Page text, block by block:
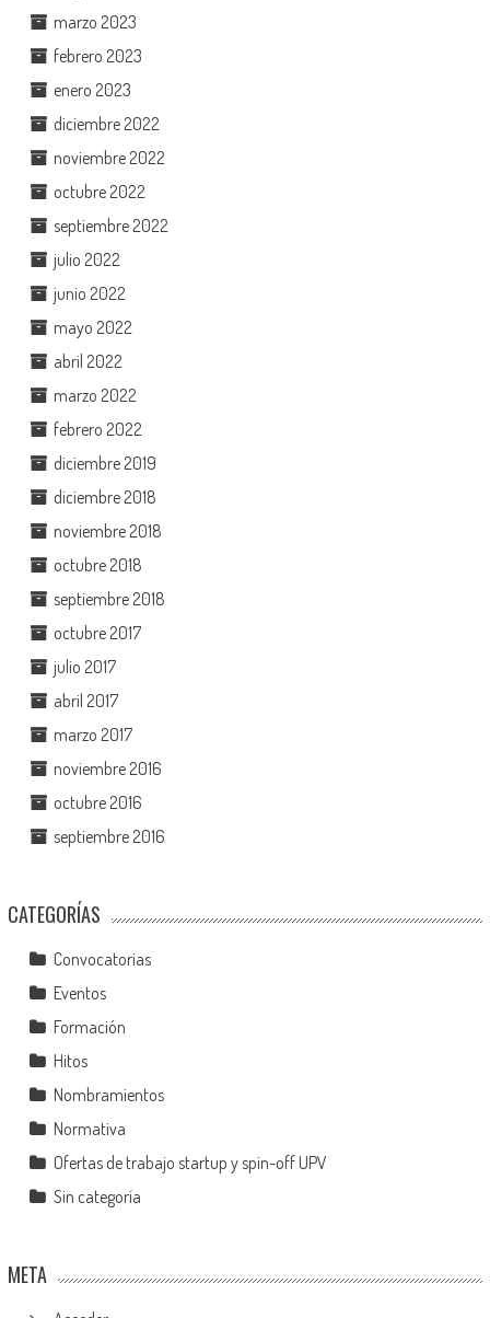
marzo 2023
febrero 2023
enero 2023
diciembre 2022
noviembre 2022
octubre 2022
septiembre 2022
julio 2022
junio 2022
mayo 2022
abril 2022
marzo 2022
febrero 2022
diciembre 2019
diciembre 2018
noviembre 2018
octubre 2018
septiembre 2018
octubre 2017
julio 2017
abril 2017
marzo 2017
noviembre 2016
octubre 2016
septiembre 2016
CATEGORÍAS
Convocatorias
Eventos
Formación
Hitos
Nombramientos
Normativa
Ofertas de trabajo startup y spin-off UPV
Sin categoría
META